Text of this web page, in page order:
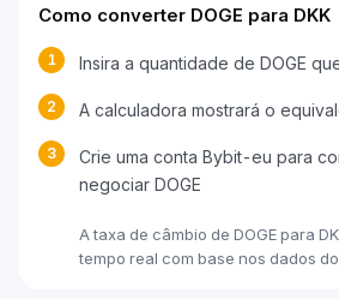
Como converter DOGE para DKK
1 Insira a quantidade de DOGE
2 A calculadora mostrará o
3
Crie uma conta Bybit-eu para
negociar DOGE
A taxa de câmbio de DOGE para
tempo real com base nos dados